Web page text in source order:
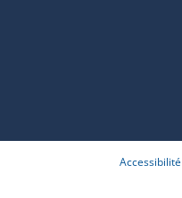
Accessibilité